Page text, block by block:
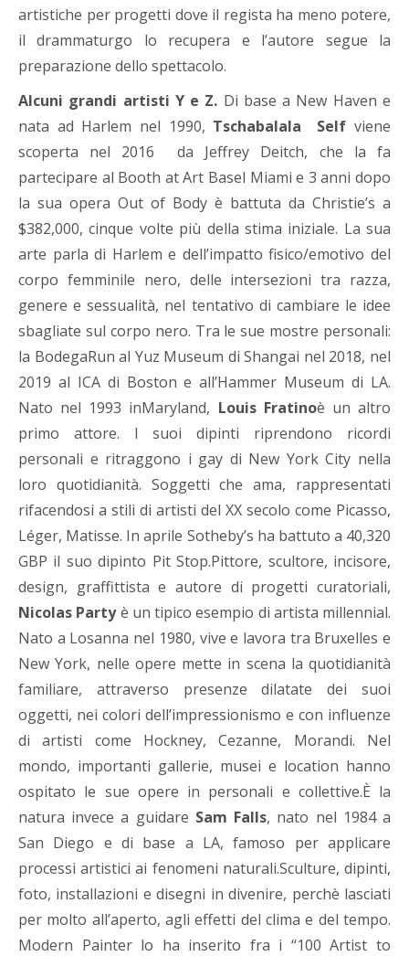
artistiche per progetti dove il regista ha meno potere,
il drammaturgo lo recupera e l’autore segue la
preparazione dello spettacolo.
Alcuni grandi artisti Y e Z. Di base a New Haven e
nata ad Harlem nel 1990, Tschabalala Self viene
scoperta nel 2016 da Jeffrey Deitch, che la fa
partecipare al Booth at Art Basel Miami e 3 anni dopo
la sua opera Out of Body è battuta da Christie’s a
$382,000, cinque volte più della stima iniziale. La sua
arte parla di Harlem e dell’impatto fisico/emotivo del
corpo femminile nero, delle intersezioni tra razza,
genere e sessualità, nel tentativo di cambiare le idee
sbagliate sul corpo nero. Tra le sue mostre personali:
la BodegaRun al Yuz Museum di Shangai nel 2018, nel
2019 al ICA di Boston e all’Hammer Museum di LA.
Nato nel 1993 inMaryland, Louis Fratinoè un altro
primo attore. I suoi dipinti riprendono ricordi
personali e ritraggono i gay di New York City nella
loro quotidianità. Soggetti che ama, rappresentati
rifacendosi a stili di artisti del XX secolo come Picasso,
Léger, Matisse. In aprile Sotheby’s ha battuto a 40,320
GBP il suo dipinto Pit Stop.Pittore, scultore, incisore,
design, graffittista e autore di progetti curatoriali,
Nicolas Partyè un tipico esempio di artista millennial.
Nato a Losanna nel 1980, vive e lavora tra Bruxelles e
New York, nelle opere mette in scena la quotidianità
familiare, attraverso presenze dilatate dei suoi
oggetti, nei colori dell’impressionismo e con influenze
di artisti come Hockney, Cezanne, Morandi. Nel
mondo, importanti gallerie, musei e location hanno
ospitato le sue opere in personali e collettive.È la
natura invece a guidare Sam Falls, nato nel 1984 a
San Diego e di base a LA, famoso per applicare
processi artistici ai fenomeni naturali.Sculture, dipinti,
foto, installazioni e disegni in divenire, perchè lasciati
per molto all’aperto, agli effetti del clima e del tempo.
Modern Painter lo ha inserito fra i “100 Artist to